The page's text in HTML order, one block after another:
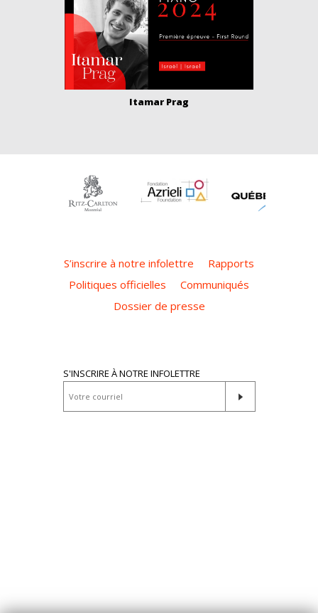
Itamar Prag
S’inscrire à notre infolettre
Rapports
Politiques officielles
Communiqués
Dossier de presse
S'INSCRIRE À NOTRE INFOLETTRE